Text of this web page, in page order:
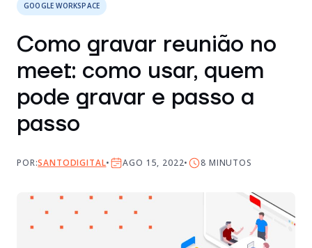
GOOGLE WORKSPACE
Como gravar reunião no
meet: como usar, quem
pode gravar e passo a
passo
POR:SANTODIGITAL AGO 15, 2022 8 MINUTOS